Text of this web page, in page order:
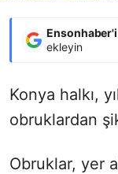
Ensonhaber'i
ekleyin
Konya halkı,
obruklardan
Obruklar, yer